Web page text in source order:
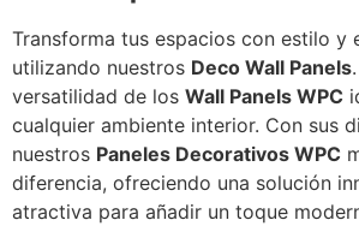
Transforma tus espacios con estilo y
utilizando nuestros Deco Wall Panels
versatilidad de los Wall Panels WPC
cualquier ambiente interior. Con sus
nuestros Paneles Decorativos WPC
diferencia, ofreciendo una solución
atractiva para añadir un toque